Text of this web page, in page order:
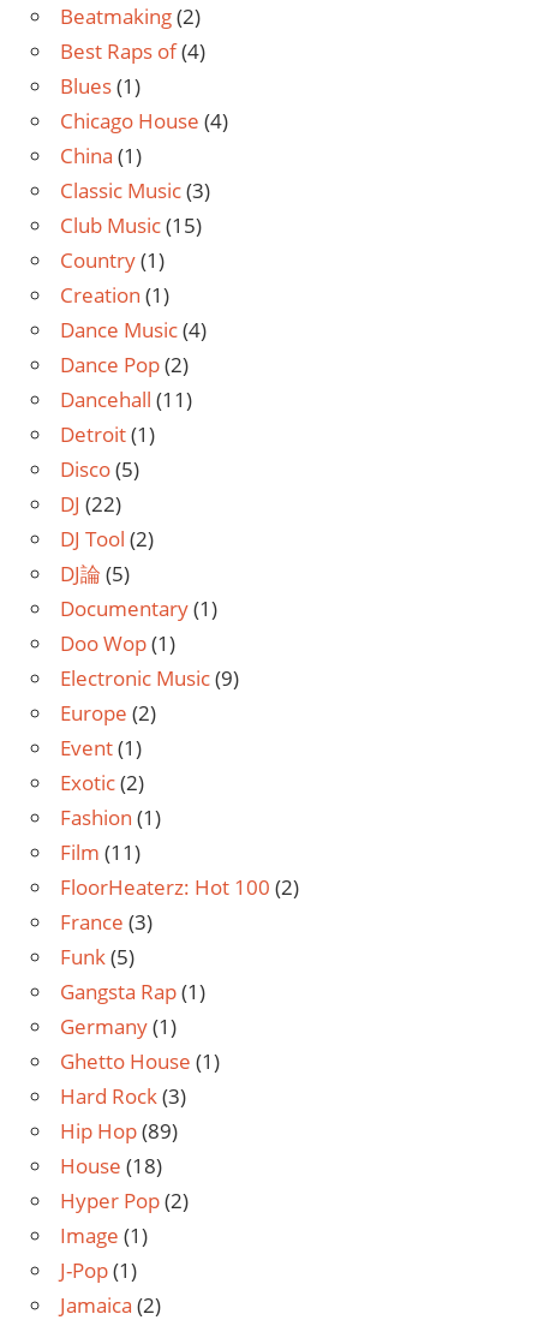
Beatmaking(2)
Best Raps of(4)
Blues(1)
Chicago House (4)
China (1)
Classic Music(3)
Club Music(15)
Country(1)
Creation (1)
Dance Music(4)
Dance Pop(2)
Dancehall (11)
Detroit(1)
Disco(5)
DJ (22)
DJ Tool (2)
DJ論 (5)
Documentary(1)
Doo Wop(1)
Electronic Music(9)
Europe (2)
Event(1)
Exotic(2)
Fashion (1)
Film (11)
FloorHeaterz: Hot 100 (2)
France (3)
Funk(5)
Gangsta Rap(1)
Germany(1)
Ghetto House (1)
Hard Rock(3)
Hip Hop(89)
House (18)
Hyper Pop(2)
Image (1)
J-Pop(1)
Jamaica (2)